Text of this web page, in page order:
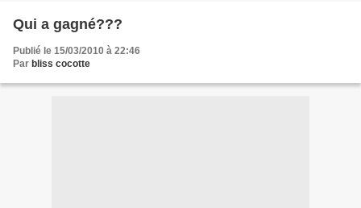
Qui a gagné???
Publié le 15/03/2010 à 22:46
Par bliss cocotte